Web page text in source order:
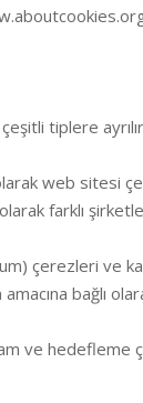
tiplere
web sitesi
farklı
çerezleri
bağlı
ve